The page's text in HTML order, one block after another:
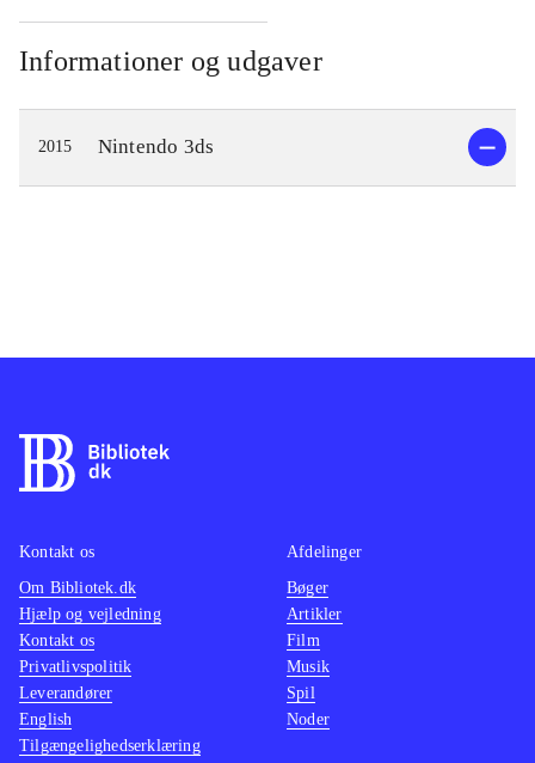
Informationer og udgaver
2015 Nintendo 3ds
Kontakt os
Om Bibliotek.dk
Hjælp og vejledning
Kontakt os
Privatlivspolitik
Leverandører
English
Tilgængelighedserklæring
Afdelinger
Bøger
Artikler
Film
Musik
Spil
Noder